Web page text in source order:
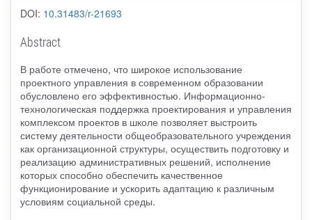
DOI: 10.31483/r-21693
Abstract
В работе отмечено, что широкое использование
проектного управления в современном образовании
обусловлено его эффективностью. Информационно-
технологическая поддержка проектирования и управления
комплексом проектов в школе позволяет выстроить
систему деятельности общеобразовательного учреждения
как организационной структуры, осуществить подготовку и
реализацию административных решений, исполнение
которых способно обеспечить качественное
функционирование и ускорить адаптацию к различным
условиям социальной среды.